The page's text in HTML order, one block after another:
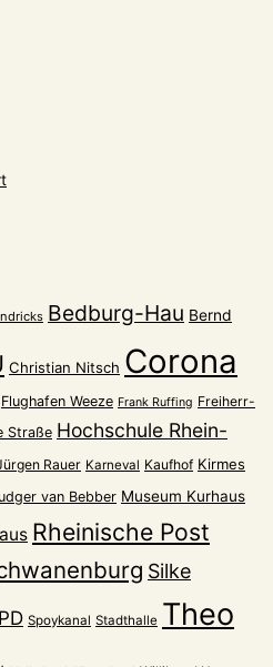
Bedburg-Hau Bernd
Christian Nitsch Corona
Flughafen Weeze Frank Ruffing Freiherr-
Straße Hochschule Rhein-
Rauer Karneval Kaufhof Kirmes
van Bebber Museum Kurhaus
Rheinische Post
Silke
Spoykanal Stadthalle Theo